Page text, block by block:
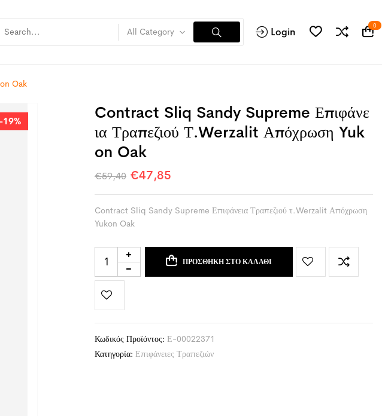
All Category Login 0
Oak
-19%
Contract Sliq Sandy Supreme Επιφάνε
Ια Τραπεζιού Τ.Werzalit Απόχρωση Yuk
On Oak
€59,40 €47,85
Contract Sliq Sandy Supreme Επιφάνεια Τραπεζιού τ.Werzalit Απόχρωση
Yukon Oak
ΠΡΟΣΘΉΚΗ ΣΤΟ ΚΑΛΆΘΙ
Κωδικός Προϊόντος: Ε-00022371
Κατηγορία: Επιφάνειες Τραπεζιών